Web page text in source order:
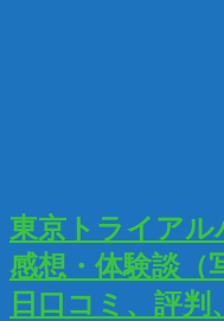
東京トライアル
感想・体験談（
日口コミ、評判